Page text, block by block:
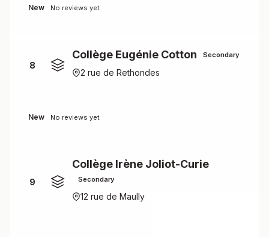
New No reviews yet
8
Collège Eugénie Cotton Secondary
2 rue de Rethondes
New No reviews yet
9
Collège Irène Joliot-Curie
Secondary
12 rue de Maully